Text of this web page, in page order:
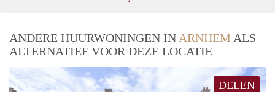
ANDERE HUURWONINGEN IN ARNHEM ALS
ALTERNATIEF VOOR DEZE LOCATIE
DELEN